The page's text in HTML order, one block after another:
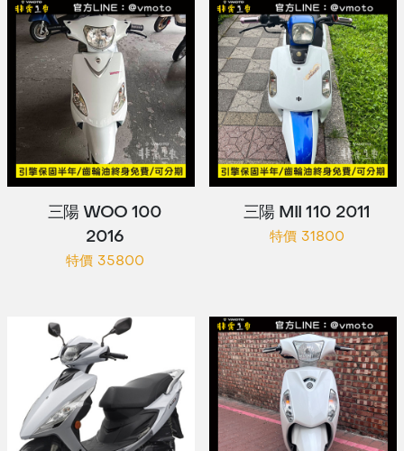
三陽 WOO 100
2016
特價 35800
三陽 MII 110 2011
特價 31800